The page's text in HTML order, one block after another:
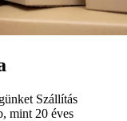
Szállítás
mint 20 éves